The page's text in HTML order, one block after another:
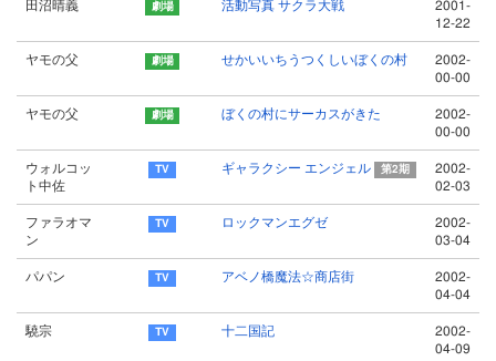
田沼晴義 活動写真 サクラ大戦
2001-
12-22
ヤモの父 せかいいちうつくしいぼくの村
2002-
00-00
ヤモの父 ぼくの村にサーカスがきた
2002-
00-00
ウォルコッ
ト中佐
ギャラクシー エンジェル 第2期
2002-
02-03
ファラオマ
ン
ロックマンエグゼ
2002-
03-04
パパン アベノ橋魔法☆商店街
2002-
04-04
驍宗 十二国記
2002-
04-09